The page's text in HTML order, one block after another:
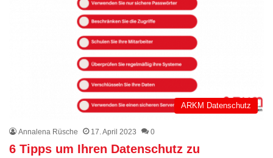
ARKM Datenschutz
Annalena Rüsche 17. April 2023 0
6 Tipps um Ihren Datenschutz zu